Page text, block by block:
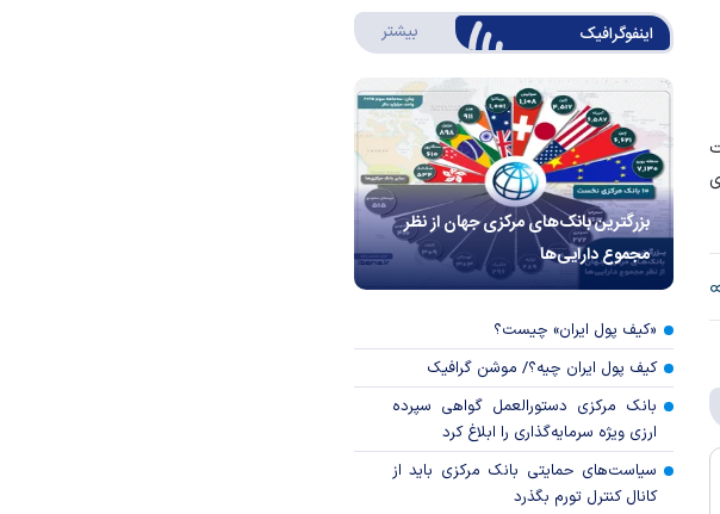
۲۰درصدی
اینفوگرافیک بیشتر درباره اینفوگرافیک
بزرگترین بانک‌های مرکزی جهان از نظر
مجموع دارایی‌ها
«کیف پول ایران» چیست؟
کیف پول ایران چیه؟/ موشن گرافیک
بانک مرکزی دستورالعمل گواهی سپرده
ارزی ویژه سرمایه‌گذاری را ابلاغ کرد
سیاست‌های حمایتی بانک مرکزی باید از
کانال کنترل تورم بگذرد